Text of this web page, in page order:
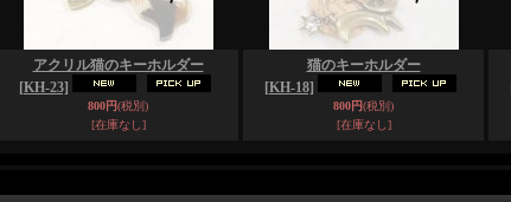
アクリル猫のキーホルダー
[KH-23]
800円(税別)
[在庫なし]
猫のキーホルダー
[KH-18]
800円(税別)
[在庫なし]